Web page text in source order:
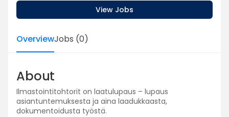
View Jobs
OverviewJobs (0)
About
Ilmastointitohtorit on laatulupaus – lupaus
asiantuntemuksesta ja aina laadukkaasta,
dokumentoidusta työstä.